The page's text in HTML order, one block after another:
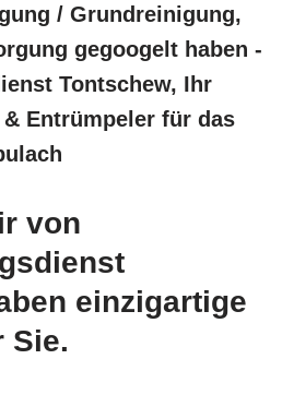
/ Grundreinigung,
gegoogelt haben -
Tontschew, Ihr
Entrümpeler für das
von
einzigartige
Sie.